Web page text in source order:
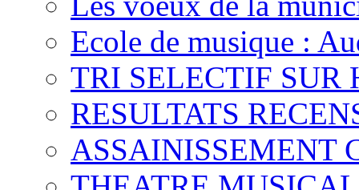
Ecole de musique :
TRI SELECTIF SUR
RESULTATS
ASSAINISSEMENT